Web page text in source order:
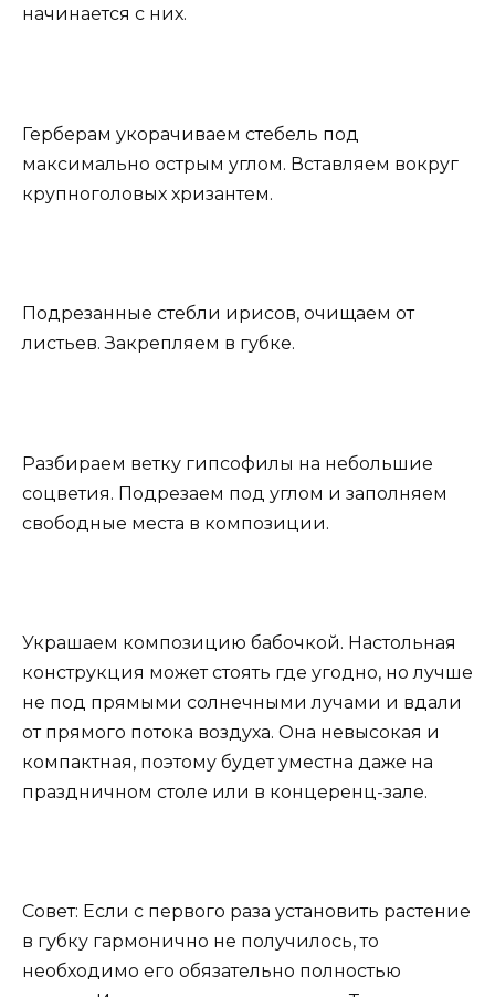
начинается с них.
Герберам укорачиваем стебель под
максимально острым углом. Вставляем вокруг
крупноголовых хризантем.
Подрезанные стебли ирисов, очищаем от
листьев. Закрепляем в губке.
Разбираем ветку гипсофилы на небольшие
соцветия. Подрезаем под углом и заполняем
свободные места в композиции.
Украшаем композицию бабочкой. Настольная
конструкция может стоять где угодно, но лучше
не под прямыми солнечными лучами и вдали
от прямого потока воздуха. Она невысокая и
компактная, поэтому будет уместна даже на
праздничном столе или в концеренц-зале.
Совет: Если с первого раза установить растение
в губку гармонично не получилось, то
необходимо его обязательно полностью